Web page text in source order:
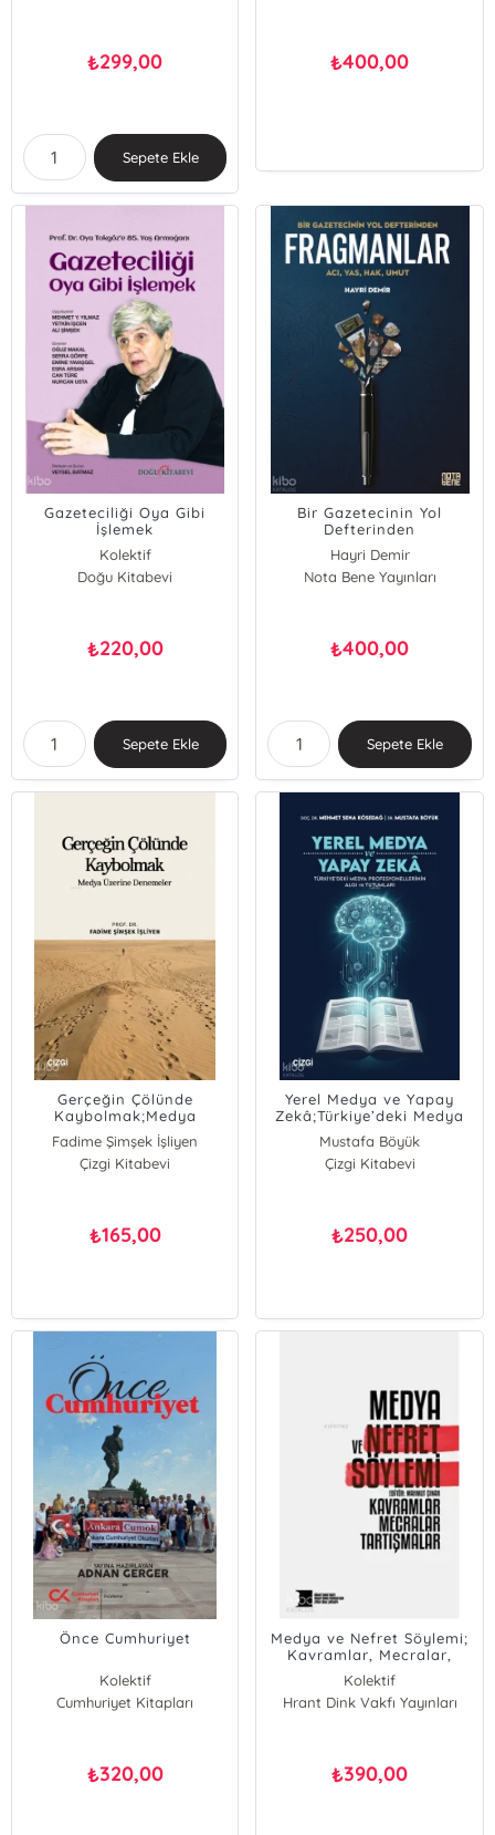
₺299,00
Sepete Ekle
₺400,00
Gazeteciliği Oya Gibi
İşlemek
Kolektif
Doğu Kitabevi
₺220,00
Sepete Ekle
Bir Gazetecinin Yol
Defterinden
Umut
Hayri Demir
Nota Bene Yayınları
₺400,00
Sepete Ekle
Gerçeğin Çölünde
Kaybolmak;Medya
Üzerine Denemeler
Fadime Şimşek İşliyen
Çizgi Kitabevi
₺165,00
Yerel Medya ve Yapay
Zekâ;Türkiye’deki Medya
Profesyonellerinin Algı ve
Tutumları
Mustafa Böyük
Mehmet Sena Kösedağ
Çizgi Kitabevi
₺250,00
Önce Cumhuriyet
Kolektif
Cumhuriyet Kitapları
₺320,00
Medya ve Nefret Söylemi;
Kavramlar, Mecralar,
Tartışmalar
Kolektif
Hrant Dink Vakfı Yayınları
₺390,00